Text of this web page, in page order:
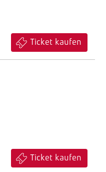
Ticket kaufen
Ticket kaufen